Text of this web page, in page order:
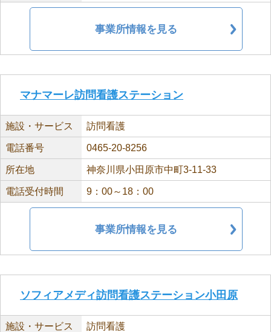
事業所情報を見る
マナマーレ訪問看護ステーション
施設・サービス 訪問看護
電話番号 0465-20-8256
所在地 神奈川県小田原市中町3-11-33
電話受付時間 9：00～18：00
事業所情報を見る
ソフィアメディ訪問看護ステーション小田原
施設・サービス 訪問看護